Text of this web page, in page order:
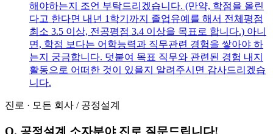
해야하는지 조언 부탁드리겠습니다. (만약, 학점을 올린
다고 한다면 내년 1학기까지 졸업유예를 해서 전체평점
최소 3.5 이상, 전공평점 3.4 이상을 목표로 합니다.) 아니
면, 학점 보다는 어학능력과 직무관련 경험을 쌓아야 하
는지 궁금합니다. 덧붙여 목표 직무와 관련된 경험 내지
활동으로 어떠한 것이 있을지 알려주시면 감사드리겠습
니다.
진로 · 모든 회사 / 공정설계
Q. 공정설계 소자분야 진로 질문드립니다!